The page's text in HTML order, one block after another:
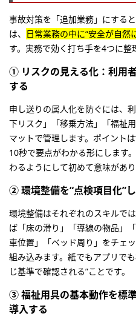
事故対策を「追加業務」にする
は、
日常業務の中に“安全が自然
す。実務で効く打ち手を4つに整
① リスクの見える化：利用
する
申し送りの属人化を防ぐには、
下リスク」「移乗方法」「福祉
マットで管理します。ポイント
10秒で要点がわかる形にします
わるようにして初めて意味があり
② 環境整備を“点検項目化”
環境整備はそれぞれのスキルで
ば「床の滑り」「導線の物品」
車位置」「ベッド周り」をチェ
組み込みます。紙でもアプリで
じ基準で確認される”ことです。
③ 福祉用具の基本動作を標
導入する